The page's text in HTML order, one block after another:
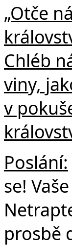
„Otče
Chléb
viny,
v
Poslání:
se!
prosbě